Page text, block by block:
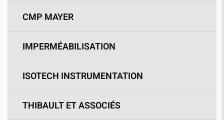
CMP MAYER
IMPERMÉABILISATION
ISOTECH INSTRUMENTATION
THIBAULT ET ASSOCIÉS